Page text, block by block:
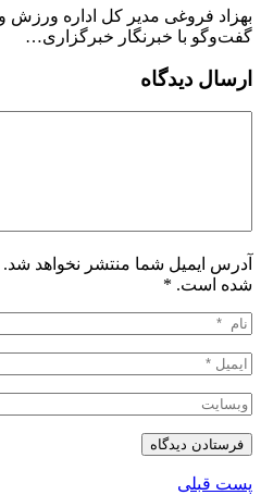
بهزاد فروغی مدیر کل اداره ورزش و
گفت‌وگو با خبرنگار خبرگزاری…
ارسال دیدگاه
آدرس ایمیل شما منتشر نخواهد
شده است. *
پست قبلی